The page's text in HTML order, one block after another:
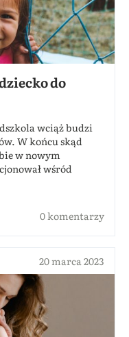
do
wciąż budzi
W końcu skąd
w nowym
wśród
0 komentarzy
20 marca 2023